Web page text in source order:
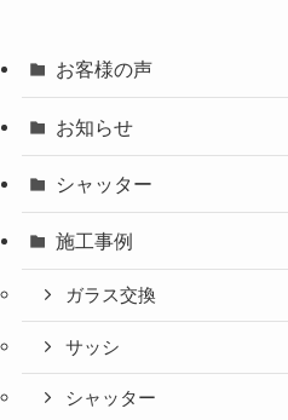
お客様の声
お知らせ
シャッター
施工事例
ガラス交換
サッシ
シャッター